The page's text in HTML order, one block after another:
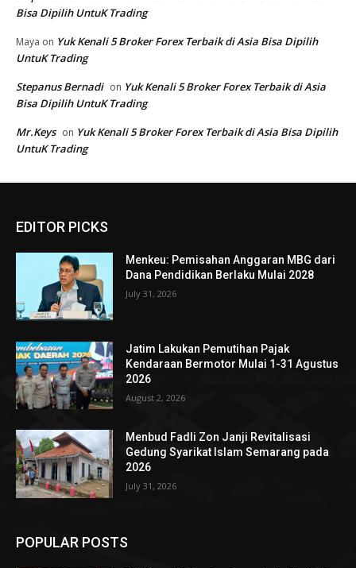
EDITOR PICKS
Menkeu: Pemisahan Anggaran MBG dari
Dana Pendidikan Berlaku Mulai 2028
July 31, 2026
Jatim Lakukan Pemutihan Pajak
Kendaraan Bermotor Mulai 1-31 Agustus
2026
August 2, 2026
Menbud Fadli Zon Janji Revitalisasi
Gedung Syarikat Islam Semarang pada
2026
July 31, 2026
POPULAR POSTS